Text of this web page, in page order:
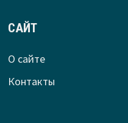
САЙТ
О сайте
Контакты